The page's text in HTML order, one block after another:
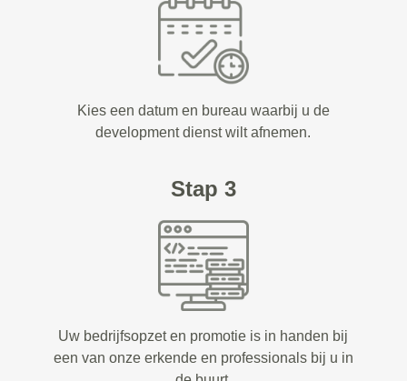
Kies een datum en bureau waarbij u de
development dienst wilt afnemen.
Stap 3
Uw bedrijfsopzet en promotie is in handen bij
een van onze erkende en professionals bij u in